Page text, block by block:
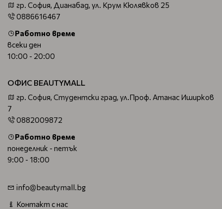
завършек
Продукти, които съчетават грижа и лукс на най-
високо ниво
Преживяване, което трансформира рутината в
истински ритуал за красота
Поръчай Balmain Hair от BeautyMall.bg
Оригинални продукти с гарантиран произход
Бърза доставка и специални оферти
Изживей изкуството на съвършената коса с
гр. София, Дианабад, ул. Крум Кюлявков 25
0886616467
Работно време
всеки ден
10:00 - 20:00
ОФИС BEAUTYMALL
гр. София, Студентски град, ул.Проф. Атанас Иширков
7
0882009872
Работно време
понеделник - петък
9:00 - 18:00
info@beautymall.bg
Контакт с нас